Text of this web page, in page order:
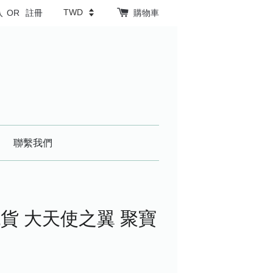
OR 註冊 購物車
聯繫我們
大天使之翼 聚寶